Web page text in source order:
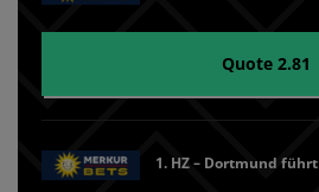
Quote 2.81
1. HZ – Dortmund führt